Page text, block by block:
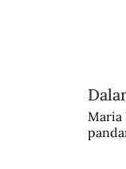
Januari
Maria